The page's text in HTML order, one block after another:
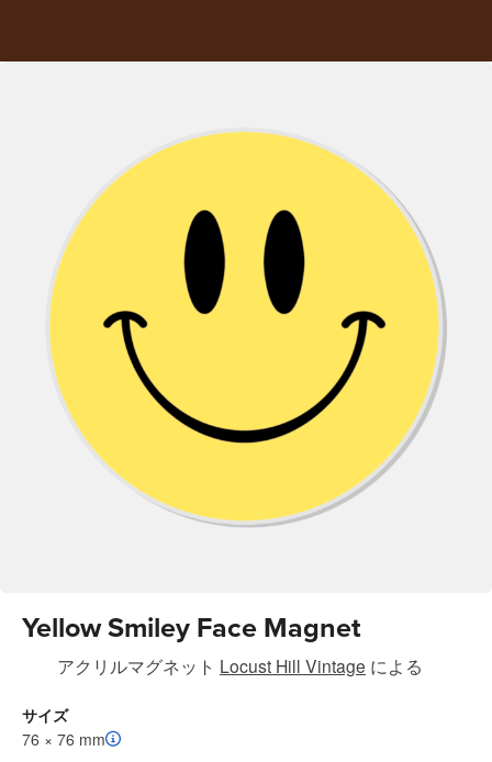
Yellow Smiley Face Magnet
アクリルマグネット Locust Hill Vintage による
サイズ
76 × 76 mm